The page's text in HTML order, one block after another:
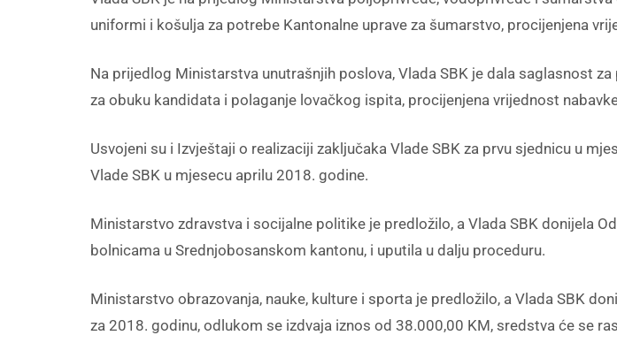
uniformi i košulja za potrebe Kantonalne uprave za šumarstvo, procijenjena
Na prijedlog Ministarstva unutrašnjih poslova, Vlada SBK je dala saglasnost
za obuku kandidata i polaganje lovačkog ispita, procijenjena vrijednost
Usvojeni su i Izvještaji o realizaciji zaključaka Vlade SBK za prvu sjednicu u
Vlade SBK u mjesecu aprilu 2018. godine.
Ministarstvo zdravstva i socijalne politike je predložilo, a Vlada SBK donijela
bolnicama u Srednjobosanskom kantonu, i uputila u dalju proceduru.
Ministarstvo obrazovanja, nauke, kulture i sporta je predložilo, a Vlada SBK
za 2018. godinu, odlukom se izdvaja iznos od 38.000,00 KM, sredstva će se